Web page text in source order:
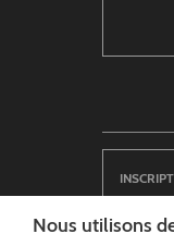
Nous utilisons